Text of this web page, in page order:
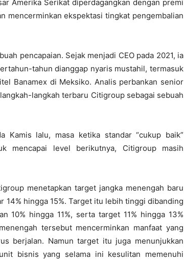
Amerika Serikat diperdagangkan dengan premi
mencerminkan ekspektasi tingkat pengembalian
pencapaian. Sejak menjadi CEO pada 2021, ia
tahun dianggap nyaris mustahil, termasuk
Banamex di Meksiko. Analis perbankan senior
langkah terbaru Citigroup sebagai sebuah
Kamis lalu, masa ketika standar “cukup baik”
mencapai level berikutnya, Citigroup masih
menetapkan target jangka menengah baru
hingga 15%. Target itu lebih tinggi dibanding
10% hingga 11%, serta target 11% hingga 13%
tersebut mencerminkan manfaat yang
berjalan. Namun target itu juga menunjukkan
bisnis yang selama ini kesulitan memenuhi